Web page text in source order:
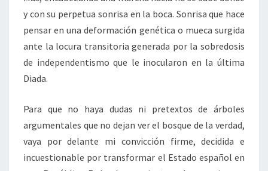
y con su perpetua sonrisa en la boca. Sonrisa que hace
pensar en una deformación genética o mueca surgida
ante la locura transitoria generada por la sobredosis
de independentismo que le inocularon en la última
Diada.
Para que no haya dudas ni pretextos de árboles
argumentales que no dejan ver el bosque de la verdad,
vaya por delante mi convicción firme, decidida e
incuestionable por transformar el Estado español en